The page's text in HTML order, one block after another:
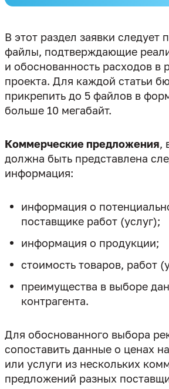
В этот раздел заявки следует
файлы, подтверждающие
и обоснованность расходов в
проекта. Для каждой статьи
прикрепить до 5 файлов в
больше 10 мегабайт.
Коммерческие предложения,
должна быть представлена
информация:
информация о
поставщике работ (услуг);
информация о продукции;
стоимость товаров, работ
преимущества в выборе
контрагента.
Для обоснованного выбора
сопоставить данные о ценах
или услуги из нескольких
предложений разных